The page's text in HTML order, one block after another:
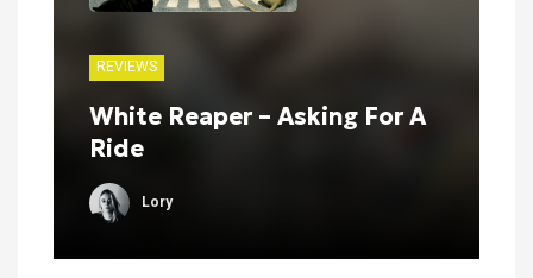
REVIEWS
White Reaper – Asking For A
Ride
Lory